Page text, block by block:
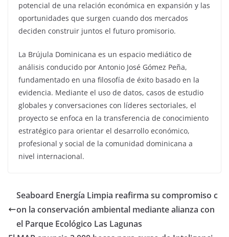
potencial de una relación económica en expansión y las
oportunidades que surgen cuando dos mercados
deciden construir juntos el futuro promisorio.
La Brújula Dominicana es un espacio mediático de
análisis conducido por Antonio José Gómez Peña,
fundamentado en una filosofía de éxito basado en la
evidencia. Mediante el uso de datos, casos de estudio
globales y conversaciones con líderes sectoriales, el
proyecto se enfoca en la transferencia de conocimiento
estratégico para orientar el desarrollo económico,
profesional y social de la comunidad dominicana a
nivel internacional.
Seaboard Energía Limpia reafirma su compromiso c
on la conservación ambiental mediante alianza con
el Parque Ecológico Las Lagunas